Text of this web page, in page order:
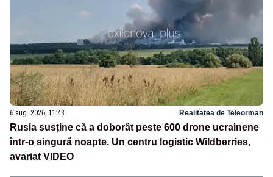
6 aug. 2026, 11:43 Realitatea de Teleorman
Rusia susține că a doborât peste 600 drone ucrainene
într-o singură noapte. Un centru logistic Wildberries,
avariat VIDEO